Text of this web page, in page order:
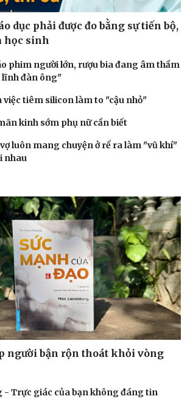
dục phải được đo bằng sự tiến bộ,
học sinh
phim người lớn, rượu bia đang âm thầm
lĩnh đàn ông"
việc tiêm silicon làm to "cậu nhỏ"
kinh sớm phụ nữ cần biết
luôn mang chuyện ở rể ra làm "vũ khí"
nhau
người bận rộn thoát khỏi vòng
- Trực giác của bạn không đáng tin